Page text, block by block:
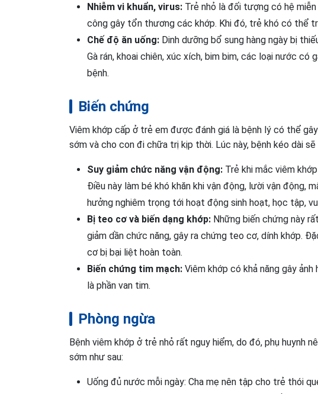
Nhiễm vi khuẩn, virus: Trẻ nhỏ là đối tượng có hệ
công gây tổn thương các khớp. Khi đó, trẻ khó có thể
Chế độ ăn uống: Dinh dưỡng bổ sung hàng ngày bị
Gà rán, khoai chiên, xúc xích, bim bim, các loại nước
bệnh.
Biến chứng
Viêm khớp cấp ở trẻ em được đánh giá là bệnh lý có thể
sớm và cho con đi chữa trị kịp thời. Lúc này, bệnh kéo dài
Suy giảm chức năng vận động: Trẻ khi mắc viêm
Điều này làm bé khó khăn khi vận động, lười vận động,
hưởng nghiêm trọng tới hoạt động sinh hoạt, học tập,
Bị teo cơ và biến dạng khớp: Những biến chứng này
giảm dần chức năng, gây ra chứng teo cơ, dính khớp.
cơ bị bại liệt hoàn toàn.
Biến chứng tim mạch: Viêm khớp có khả năng gây
là phần van tim.
Phòng ngừa
Bệnh viêm khớp ở trẻ nhỏ rất nguy hiểm, do đó, phụ huynh
sớm như sau:
Uống đủ nước mỗi ngày: Cha mẹ nên tập cho trẻ thói